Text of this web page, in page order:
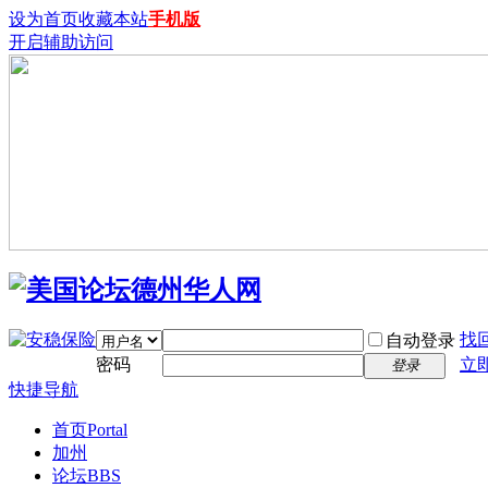
设为首页收藏本站手机版
开启辅助访问
自动登录 找
密码
登录
立
快捷导航
首页Portal
加州
论坛BBS